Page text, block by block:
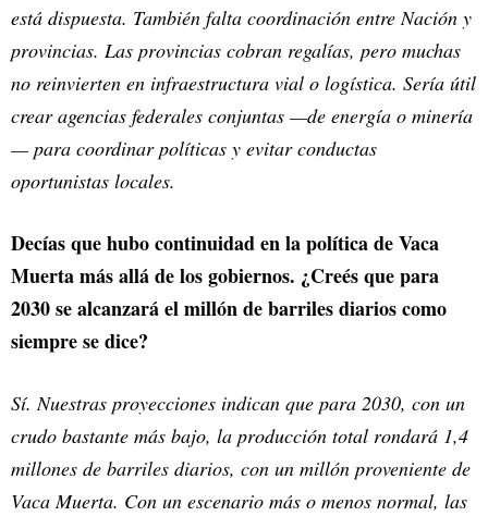
está dispuesta. También falta coordinación entre Nación y
provincias. Las provincias cobran regalías, pero muchas
no reinvierten en infraestructura vial o logística. Sería útil
crear agencias federales conjuntas —de energía o minería
— para coordinar políticas y evitar conductas
oportunistas locales.
Decías que hubo continuidad en la política de Vaca
Muerta más allá de los gobiernos. ¿Creés que para
2030 se alcanzará el millón de barriles diarios como
siempre se dice?
Sí. Nuestras proyecciones indican que para 2030, con un
crudo bastante más bajo, la producción total rondará 1,4
millones de barriles diarios, con un millón proveniente de
Vaca Muerta. Con un escenario más o menos normal, las